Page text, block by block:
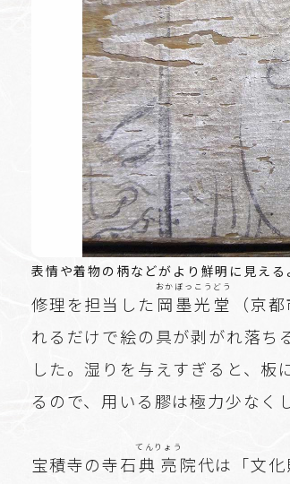
表情や着物の柄などがより鮮明に見える
修理を担当した 岡墨光堂
おかぼっこうどう
（京
れるだけで絵の具が剥がれ落ち
した。湿りを与えすぎると、板
るので、用いる膠は極力少なく
宝積寺の寺石典亮
てんりょう
院代は「文